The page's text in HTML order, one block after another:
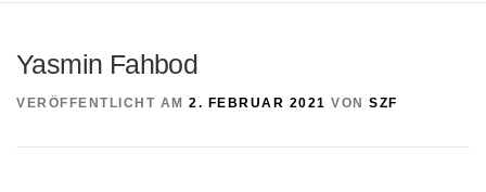
Yasmin Fahbod
VERÖFFENTLICHT AM 2. FEBRUAR 2021 VON SZF